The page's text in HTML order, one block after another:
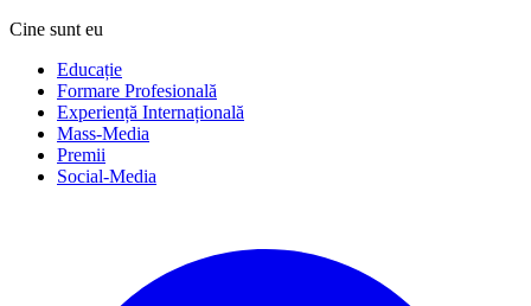
Cine sunt eu
Educație
Formare Profesională
Experiență Internațională
Mass-Media
Premii
Social-Media